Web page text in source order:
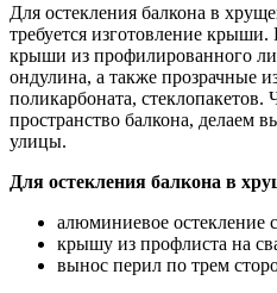
Для остекления балкона в
требуется изготовление
крыши из профилированного
ондулина, а также прозрачные
поликарбоната,
пространство балкона, делаем
улицы.
Для остекления балкона в
алюминиевое
крышу из профлиста на
вынос перил по трем